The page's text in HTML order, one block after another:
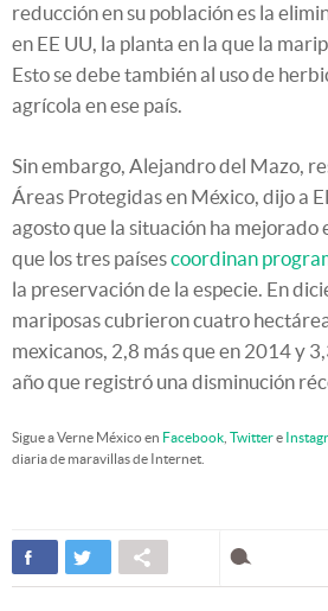
reducción en su población es la
en EE UU, la planta en la que la
Esto se debe también al uso de
agrícola en ese país.
Sin embargo, Alejandro del Mazo,
Áreas Protegidas en México, dijo a
agosto que la situación ha mejorado
que los tres paísescoordinan
la preservación de la especie. En
mariposas cubrieron cuatro
mexicanos, 2,8 más que en 2014 y
año que registró una disminución
Sigue a Verne México en Facebook Twittere
diaria de maravillas de Internet.